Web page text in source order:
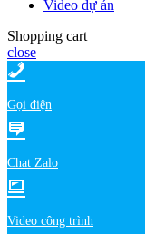
Video dự án
Shopping cart
close
Gọi điện
Chat Zalo
Video công trình